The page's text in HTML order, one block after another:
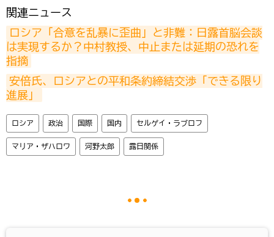
関連ニュース
ロシア「合意を乱暴に歪曲」と非難：日露首脳会談
は実現するか？中村教授、中止または延期の恐れを
指摘
安倍氏、ロシアとの平和条約締結交渉「できる限り
進展」
ロシア 政治 国際 国内 セルゲイ・ラブロフ
マリア・ザハロワ 河野太郎 露日関係